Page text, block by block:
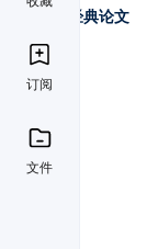
订阅
文件
经典论文